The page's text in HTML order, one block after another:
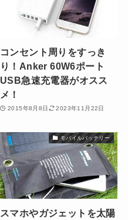
コンセント周りをすっき
り！Anker 60W6ポート
USB急速充電器がオスス
メ！
2015年8月8日 2023年11月22日
モバイルバッテリー
スマホやガジェットを太陽